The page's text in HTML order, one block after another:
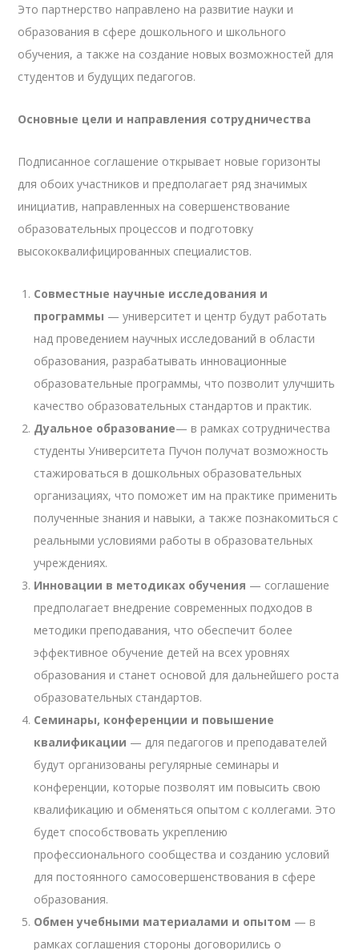
Это партнерство направлено на развитие науки и
образования в сфере дошкольного и школьного
обучения, а также на создание новых возможностей для
студентов и будущих педагогов.
Основные цели и направления сотрудничества
Подписанное соглашение открывает новые горизонты
для обоих участников и предполагает ряд значимых
инициатив, направленных на совершенствование
образовательных процессов и подготовку
высококвалифицированных специалистов.
Совместные научные исследования и
программы — университет и центр будут работать
над проведением научных исследований в области
образования, разрабатывать инновационные
образовательные программы, что позволит улучшить
качество образовательных стандартов и практик.
Дуальное образование— в рамках сотрудничества
студенты Университета Пучон получат возможность
стажироваться в дошкольных образовательных
организациях, что поможет им на практике применить
полученные знания и навыки, а также познакомиться с
реальными условиями работы в образовательных
учреждениях.
Инновации в методиках обучения — соглашение
предполагает внедрение современных подходов в
методики преподавания, что обеспечит более
эффективное обучение детей на всех уровнях
образования и станет основой для дальнейшего роста
образовательных стандартов.
Семинары, конференции и повышение
квалификации — для педагогов и преподавателей
будут организованы регулярные семинары и
конференции, которые позволят им повысить свою
квалификацию и обменяться опытом с коллегами. Это
будет способствовать укреплению
профессионального сообщества и созданию условий
для постоянного самосовершенствования в сфере
образования.
Обмен учебными материалами и опытом — в
рамках соглашения стороны договорились о